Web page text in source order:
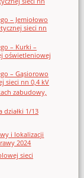
– Jemiołowo
sieci nn
– Kurki –
oświetleniowej
– Gąsiorowo
sieci nn 0,4 kV
zabudowy,
działki 1/13
i lokalizacji
2024
sieci